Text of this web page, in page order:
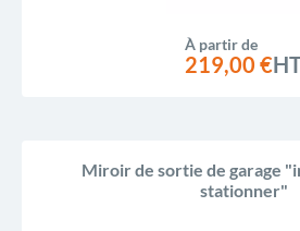
À partir de
219,00 €
Miroir de sortie de garage
stationner"